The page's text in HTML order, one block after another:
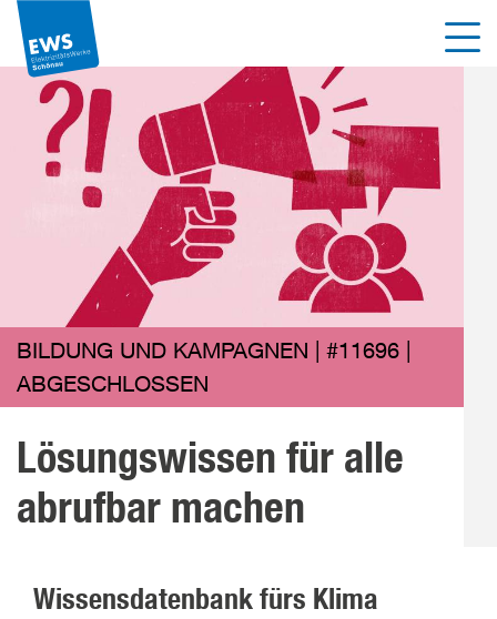
Direkt
zum
Inhalt
springen
BILDUNG UND KAMPAGNEN | #11696 |
ABGESCHLOSSEN
Lösungswissen für alle
abrufbar machen
Wissensdatenbank fürs Klima